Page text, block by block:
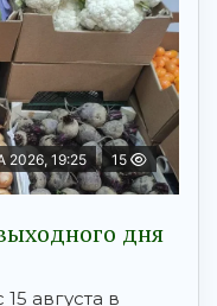
2026, 19:25 15
дня
августа в